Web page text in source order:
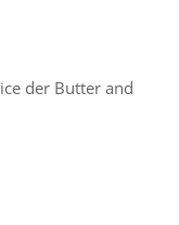
der Butter and